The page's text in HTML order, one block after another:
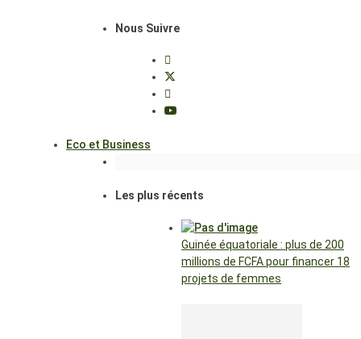
Nous Suivre
Eco et Business
Les plus récents
Guinée équatoriale : plus de 200
millions de FCFA pour financer 18
projets de femmes